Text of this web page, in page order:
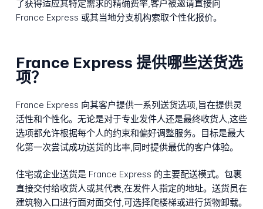
了获得适应其特定需求的精确费率,客户被邀请直接向
France Express 或其当地分支机构索取个性化报价。
France Express 提供哪些送货选
项？
France Express 向其客户提供一系列送货选项,旨在提供灵
活性和个性化。无论是对于专业发件人还是最终收货人,这些
选项都允许根据每个人的约束和偏好调整服务。目标是最大
化第一次尝试成功送货的比率,同时提供最优的客户体验。
住宅或企业送货是 France Express 的主要配送模式。包裹
直接交付给收货人或其代表,在发件人指定的地址。送货员在
建筑物入口进行面对面交付,可选择爬楼梯或进行货物卸载。